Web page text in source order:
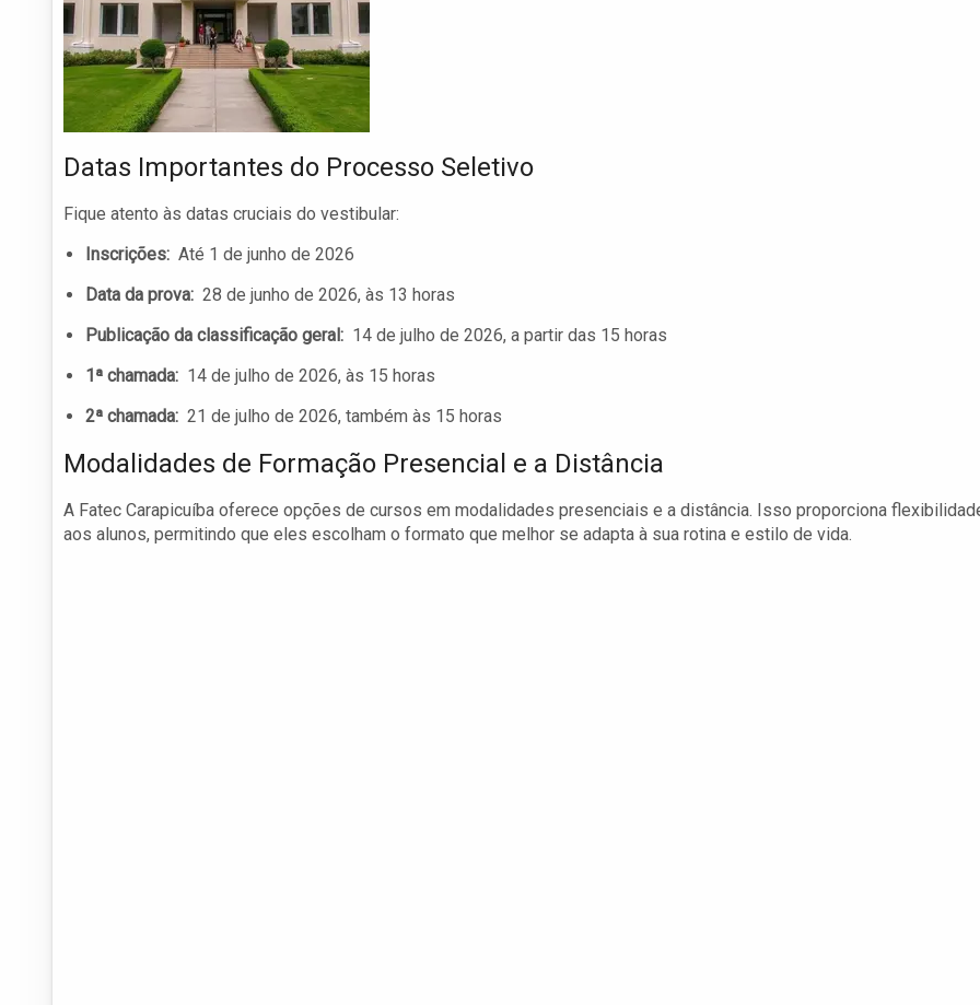
Datas Importantes do Processo Seletivo
Fique atento às datas cruciais do vestibular:
Inscrições: Até 1 de junho de 2026
Data da prova: 28 de junho de 2026, às 13 horas
Publicação da classificação geral: 14 de julho de 2026, a partir das 15 horas
1ª chamada: 14 de julho de 2026, às 15 horas
2ª chamada: 21 de julho de 2026, também às 15 horas
Modalidades de Formação Presencial e a Distância
A Fatec Carapicuíba oferece opções de cursos em modalidades presenciais e a distância. Isso proporciona
aos alunos, permitindo que eles escolham o formato que melhor se adapta à sua rotina e estilo de vida.